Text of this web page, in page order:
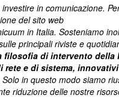
in comunicazione.
del sito web
in Italia. Sosteniamo
principali riviste e
filosofia di intervento della
e di sistema,
Solo in questo modo siamo
riduzione delle nostre